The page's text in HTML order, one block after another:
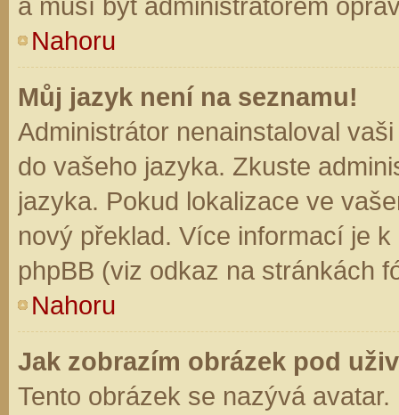
Nahoru
Můj jazyk není na seznamu!
Administrátor nenainstaloval
do vašeho jazyka. Zkuste
jazyka. Pokud lokalizace ve
nový překlad. Více informací je
phpBB (viz odkaz na stránkách
Nahoru
Jak zobrazím obrázek pod
Tento obrázek se nazývá